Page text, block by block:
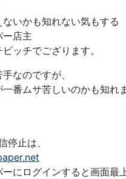
いかも知れない気もする
ー店主
ッチでござります。
なのですが、
番ムサ苦しいのかも知れ
停止は、
にログインすると画面最